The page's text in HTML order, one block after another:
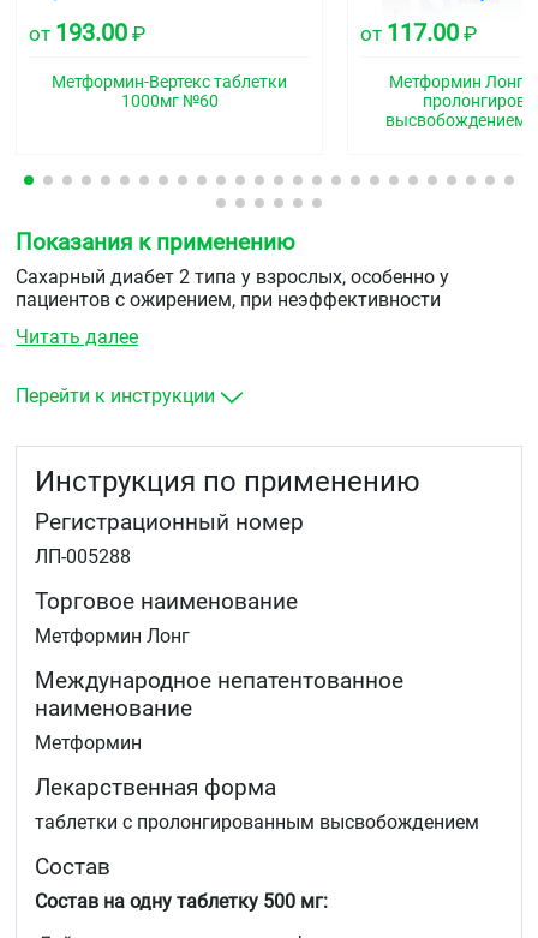
от 193.00 ₽
Метформин-Вертекс таблетки
1000мг №60
от 117.00 ₽
Метформин Лонг
высвобождением
Показания к применению
Сахарный диабет 2 типа у взрослых, особенно у
пациентов с ожирением, при неэффективности
в сочетании с другими пероральными
гипогликемическими средствами, или с
Читать далее
Перейти к инструкции
Инструкция по применению
Регистрационный номер
ЛП-005288
Торговое наименование
Метформин Лонг
Международное непатентованное
наименование
Метформин
Лекарственная форма
таблетки с пролонгированным высвобождением
Состав
Состав на одну таблетку 500 мг: